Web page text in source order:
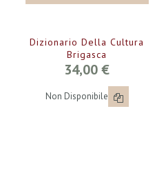
Dizionario Della Cultura
Brigasca
34,00 €
Non Disponibile